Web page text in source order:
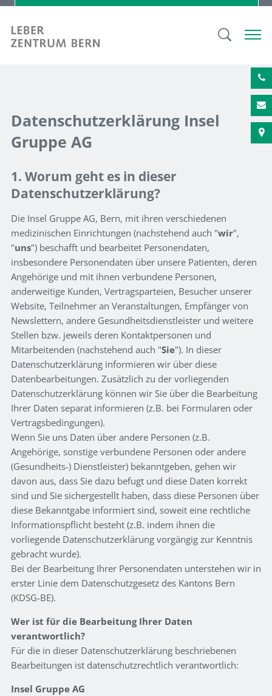
Datenschutzerklärung Insel
Gruppe AG
1. Worum geht es in dieser
Datenschutzerklärung?
Die Insel Gruppe AG, Bern, mit ihren verschiedenen
medizinischen Einrichtungen (nachstehend auch "wir",
"uns") beschafft und bearbeitet Personendaten,
insbesondere Personendaten über unsere Patienten, deren
Angehörige und mit ihnen verbundene Personen,
anderweitige Kunden, Vertragsparteien, Besucher unserer
Website, Teilnehmer an Veranstaltungen, Empfänger von
Newslettern, andere Gesundheitsdienstleister und weitere
Stellen bzw. jeweils deren Kontaktpersonen und
Mitarbeitenden (nachstehend auch "Sie"). In dieser
Datenschutzerklärung informieren wir über diese
Datenbearbeitungen. Zusätzlich zu der vorliegenden
Datenschutzerklärung können wir Sie über die Bearbeitung
Ihrer Daten separat informieren (z.B. bei Formularen oder
Vertragsbedingungen).
Wenn Sie uns Daten über andere Personen (z.B.
Angehörige, sonstige verbundene Personen oder andere
(Gesundheits-) Dienstleister) bekanntgeben, gehen wir
davon aus, dass Sie dazu befugt und diese Daten korrekt
sind und Sie sichergestellt haben, dass diese Personen über
diese Bekanntgabe informiert sind, soweit eine rechtliche
Informationspflicht besteht (z.B. indem ihnen die
vorliegende Datenschutzerklärung vorgängig zur Kenntnis
gebracht wurde).
Bei der Bearbeitung Ihrer Personendaten unterstehen wir in
erster Linie dem Datenschutzgesetz des Kantons Bern
(KDSG-BE).
Wer ist für die Bearbeitung Ihrer Daten
verantwortlich?
Für die in dieser Datenschutzerklärung beschriebenen
Bearbeitungen ist datenschutzrechtlich verantwortlich:
Insel Gruppe AG